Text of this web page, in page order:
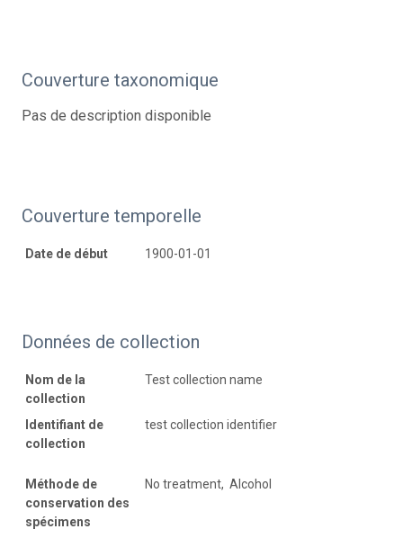
Couverture taxonomique
Pas de description disponible
Couverture temporelle
Date de début 1900-01-01
Données de collection
Nom de la
collection
Test collection name
Identifiant de
collection
test collection identifier
Méthode de
conservation des
spécimens
No treatment, Alcohol